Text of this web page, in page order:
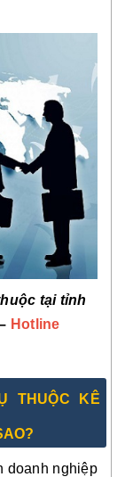
tại tỉnh
Hotline
THUỘC KÊ
doanh nghiệp